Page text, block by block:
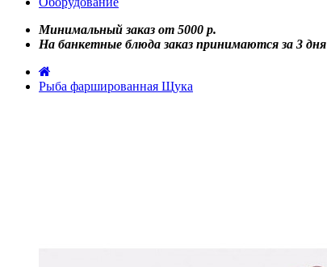
Минимальный заказ от 5000 р.
На банкетные блюда заказ принимаются за 3 дня
Рыба фаршированная Щука